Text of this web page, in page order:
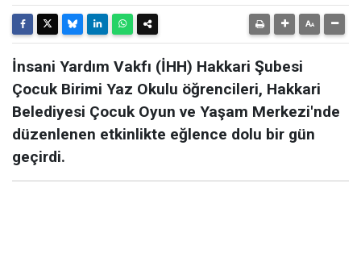
İnsani Yardım Vakfı (İHH) Hakkari Şubesi
Çocuk Birimi Yaz Okulu öğrencileri, Hakkari
Belediyesi Çocuk Oyun ve Yaşam Merkezi'nde
düzenlenen etkinlikte eğlence dolu bir gün
geçirdi.